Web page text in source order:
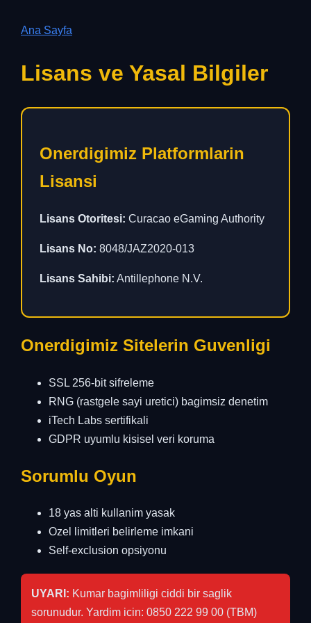
Ana Sayfa
Lisans ve Yasal Bilgiler
Onerdigimiz Platformlarin
Lisansi
Lisans Otoritesi: Curacao eGaming Authority
Lisans No: 8048/JAZ2020-013
Lisans Sahibi: Antillephone N.V.
Onerdigimiz Sitelerin Guvenligi
SSL 256-bit sifreleme
RNG (rastgele sayi uretici) bagimsiz denetim
iTech Labs sertifikali
GDPR uyumlu kisisel veri koruma
Sorumlu Oyun
18 yas alti kullanim yasak
Ozel limitleri belirleme imkani
Self-exclusion opsiyonu
UYARI: Kumar bagimliligi ciddi bir saglik
sorunudur. Yardim icin: 0850 222 99 00 (TBM)